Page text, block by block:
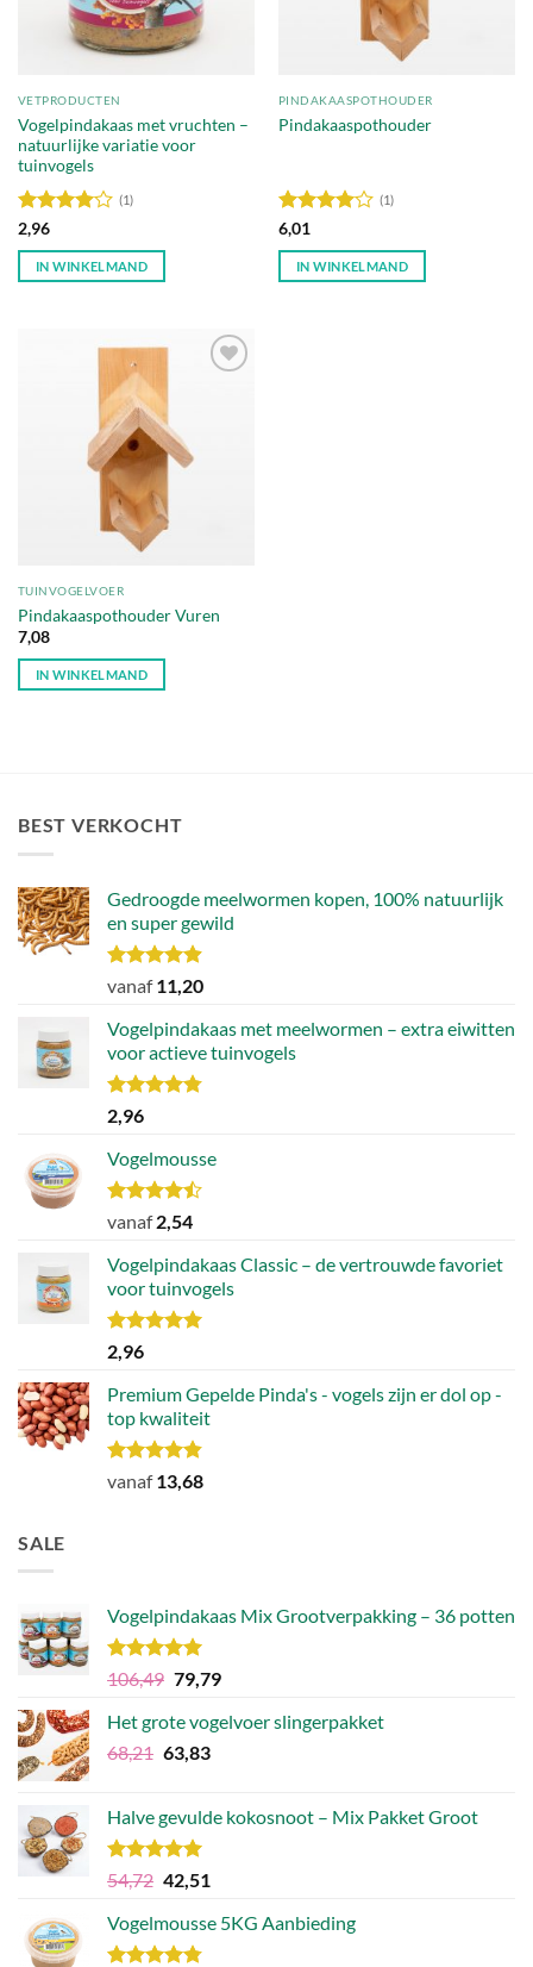
VETPRODUCTEN
Vogelpindakaas met vruchten –
natuurlijke variatie voor
tuinvogels
Waardering
4uit 5
(1)
2,96
IN WINKELMAND
PINDAKAASPOTHOUDER
Pindakaaspothouder
Waardering
4uit 5
(1)
6,01
IN WINKELMAND
TUINVOGELVOER
Pindakaaspothouder Vuren
7,08
IN WINKELMAND
BEST VERKOCHT
Gedroogde meelwormen kopen, 100% natuurlijk
en super gewild
Waardering
uit 5
vanaf11,20
Vogelpindakaas met meelwormen – extra eiwitten
voor actieve tuinvogels
Waardering
4.78
2,96
Vogelmousse
Waardering
uit 5
vanaf2,54
Vogelpindakaas Classic – de vertrouwde favoriet
voor tuinvogels
Waardering
5.00
2,96
Premium Gepelde Pinda's - vogels zijn er dol op -
top kwaliteit
Waardering
uit 5
vanaf13,68
SALE
Vogelpindakaas Mix Grootverpakking – 36 potten
Waardering
uit 5
106,49 Oorspronkelijke
was:
€106,49.
79,79Huidige
is:
Het grote vogelvoer slingerpakket
68,21 Oorspronkelijke
€68,21.
63,83Huidige
€63,83.
Halve gevulde kokosnoot – Mix Pakket Groot
Waardering
5.00
uit 5
54,72 Oorspronkelijke
was:
€54,72.
42,51
is:
Vogelmousse 5KG Aanbieding